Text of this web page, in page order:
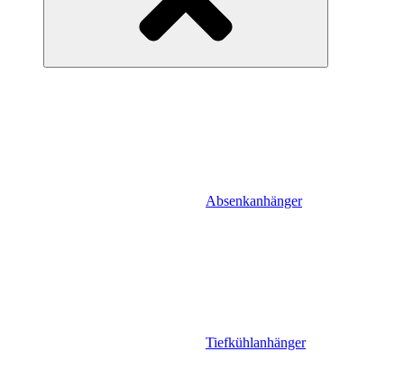
Absenkanhänger
Tiefkühlanhänger